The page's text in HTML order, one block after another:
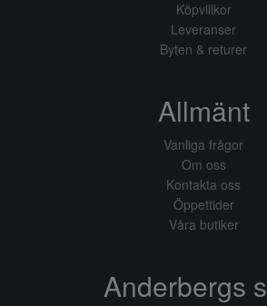
Köpvillkor
Leveranser
Byten & returer
Allmänt
Vanliga frågor
Om oss
Kontakta oss
Öppettider
Våra butiker
Anderbergs